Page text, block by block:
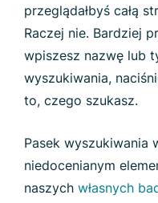
przeglądałbyś całą
Raczej nie. Bardziej
wpiszesz nazwę lub
wyszukiwania,
to, czego szukasz.
Pasek wyszukiwania
niedocenianym
naszych własnych